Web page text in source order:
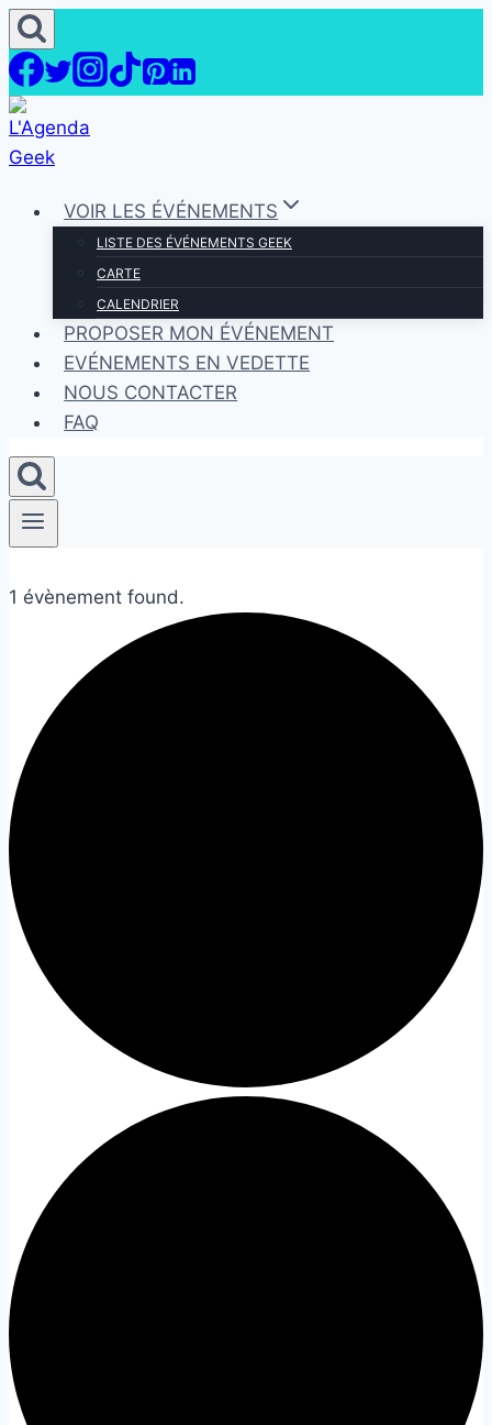
Aller
au
contenu
VOIR LES ÉVÉNEMENTS
LISTE DES ÉVÉNEMENTS GEEK
CARTE
CALENDRIER
PROPOSER MON ÉVÉNEMENT
EVÉNEMENTS EN VEDETTE
NOUS CONTACTER
FAQ
1 évènement found.